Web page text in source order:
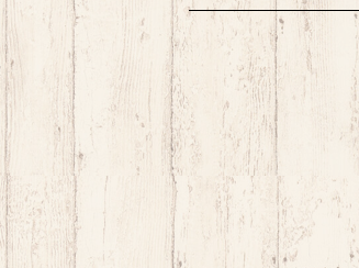
おさるのもんきち
マロンクリーム
みんなのたあ坊
コロコロくりりん
しばっころ
ポプテピピック
わさお
モンチッチ
消しゴム
スライド缶
しおり